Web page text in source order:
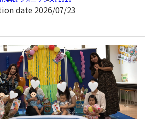
date 2026/07/23